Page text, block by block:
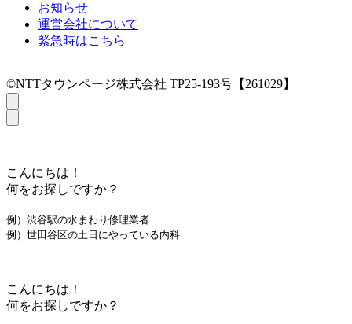
お知らせ
運営会社について
緊急時はこちら
©NTTタウンページ株式会社 TP25-193号【261029】
こんにちは！
何をお探しですか？
例）渋谷駅の水まわり修理業者
例）世田谷区の土日にやっている内科
こんにちは！
何をお探しですか？